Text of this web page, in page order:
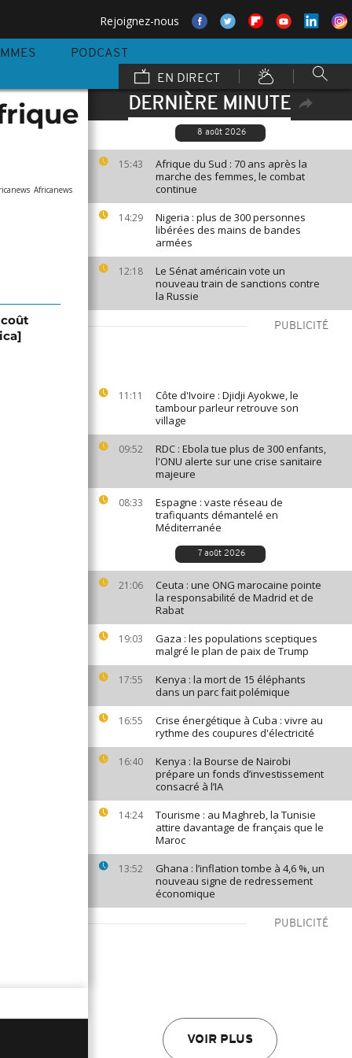
Rejoignez-nous
PODCAST
EN DIRECT
DERNIÈRE MINUTE
8 août 2026
15:43
Afrique du Sud : 70 ans après la
marche des femmes, le combat
continue
14:29
Nigeria : plus de 300 personnes
libérées des mains de bandes
armées
12:18
Le Sénat américain vote un
nouveau train de sanctions contre
la Russie
PUBLICITÉ
11:11
Côte d'Ivoire : Djidji Ayokwe, le
tambour parleur retrouve son
village
09:52
RDC : Ebola tue plus de 300 enfants,
l'ONU alerte sur une crise sanitaire
majeure
08:33
Espagne : vaste réseau de
trafiquants démantelé en
Méditerranée
7 août 2026
21:06
Ceuta : une ONG marocaine pointe
la responsabilité de Madrid et de
Rabat
19:03
Gaza : les populations sceptiques
malgré le plan de paix de Trump
17:55
Kenya : la mort de 15 éléphants
dans un parc fait polémique
16:55
Crise énergétique à Cuba : vivre au
rythme des coupures d'électricité
16:40
Kenya : la Bourse de Nairobi
prépare un fonds d’investissement
consacré à l’IA
14:24
Tourisme : au Maghreb, la Tunisie
attire davantage de français que le
Maroc
13:52
Ghana : l’inflation tombe à 4,6 %, un
nouveau signe de redressement
économique
PUBLICITÉ
VOIR PLUS
Africanews
coût